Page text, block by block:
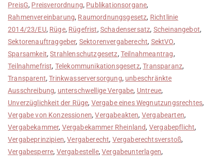
PreisG, Preisverordnung, Publikationsorgane,
Rahmenvereinbarung, Raumordnungsgesetz, Richtlinie
2014/23/EU, Rüge, Rügefrist, Schadensersatz, Scheinangebot,
Sektorenauftraggeber, Sektorenvergaberecht, SektVO,
Sparsamkeit,Strahlenschutzgesetz, Teilnahmeantrag,
Teilnahmefrist, Telekommunikationsgesetz,Transparanz,
Transparent,Trinkwasserversorgung, unbeschränkte
Ausschreibung, unterschwellige Vergabe, Untreue,
Unverzüglichkeit der Rüge, Vergabe eines Wegnutzungsrechtes,
Vergabe von Konzessionen,Vergabeakten, Vergabearten,
Vergabekammer, Vergabekammer Rheinland, Vergabepflicht,
Vergabeprinzipien,Vergaberecht, Vergaberechtsverstoß,
Vergabesperre, Vergabestelle,Vergabeunterlagen,